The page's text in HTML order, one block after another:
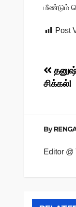
மீண்டும்
Post
Post
தனுஷ்
சிக்கல்!
By
Editor @